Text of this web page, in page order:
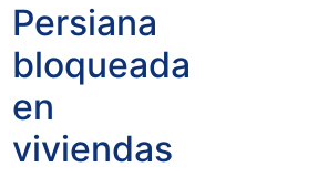
Persiana
bloqueada
en
viviendas